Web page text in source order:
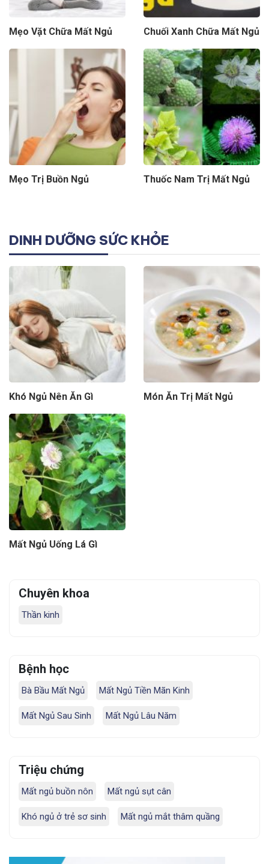
Mẹo Vặt Chữa Mất Ngủ Chuối Xanh Chữa Mất Ngủ
Mẹo Trị Buồn Ngủ Thuốc Nam Trị Mất Ngủ
DINH DƯỠNG SỨC KHỎE
Khó Ngủ Nên Ăn Gì Món Ăn Trị Mất Ngủ
Mất Ngủ Uống Lá Gì
Chuyên khoa
Thần kinh
Bệnh học
Bà Bầu Mất Ngủ Mất Ngủ Tiền Mãn Kinh
Mất Ngủ Sau Sinh Mất Ngủ Lâu Năm
Triệu chứng
Mất ngủ buồn nôn Mất ngủ sụt cân
Khó ngủ ở trẻ sơ sinh Mất ngủ mắt thâm quầng